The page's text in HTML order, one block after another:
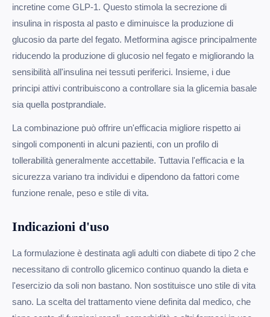
incretine come GLP-1. Questo stimola la secrezione di
insulina in risposta al pasto e diminuisce la produzione di
glucosio da parte del fegato. Metformina agisce principalmente
riducendo la produzione di glucosio nel fegato e migliorando la
sensibilità all'insulina nei tessuti periferici. Insieme, i due
principi attivi contribuiscono a controllare sia la glicemia basale
sia quella postprandiale.
La combinazione può offrire un'efficacia migliore rispetto ai
singoli componenti in alcuni pazienti, con un profilo di
tollerabilità generalmente accettabile. Tuttavia l'efficacia e la
sicurezza variano tra individui e dipendono da fattori come
funzione renale, peso e stile di vita.
Indicazioni d'uso
La formulazione è destinata agli adulti con diabete di tipo 2 che
necessitano di controllo glicemico continuo quando la dieta e
l'esercizio da soli non bastano. Non sostituisce uno stile di vita
sano. La scelta del trattamento viene definita dal medico, che